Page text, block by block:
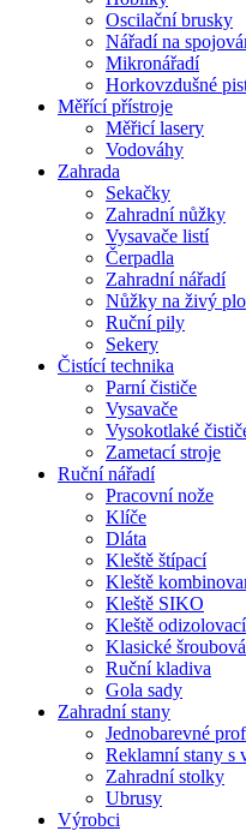
Oscilační brusky
Nářadí na
Mikronářadí
Horkovzdušné
Měřící přístroje
Měřicí lasery
Vodováhy
Zahrada
Sekačky
Zahradní nůžky
Vysavače listí
Čerpadla
Zahradní nářadí
Nůžky na živý
Ruční pily
Sekery
Čistící technika
Parní čističe
Vysavače
Vysokotlaké
Zametací stroje
Ruční nářadí
Pracovní nože
Klíče
Dláta
Kleště štípací
Kleště
Kleště SIKO
Kleště odizolovací
Klasické
Ruční kladiva
Gola sady
Zahradní stany
Jednobarevné
Reklamní stany s
Zahradní stolky
Ubrusy
Výrobci